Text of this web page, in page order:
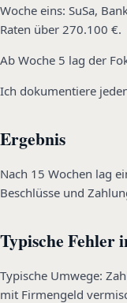
Woche eins: SuSa,
Raten über 270.100 €.
Ab Woche 5 lag der
Ich dokumentiere
Ergebnis
Nach 15 Wochen lag
Beschlüsse und
Typische Fehler
Typische Umwege:
mit Firmengeld